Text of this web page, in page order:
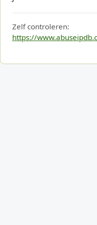
Zelf controleren:
https://